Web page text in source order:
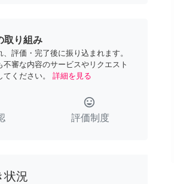
取り組み
評価・完了後に振り込まれます。
審な内容のサービスやリクエスト
ください。
詳細を見る
tag_faces
評価制度
状況